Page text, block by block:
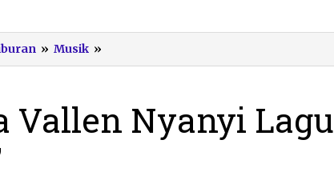
» Musik »
Via
Lagu
‘Pantai
Vallen Nyanyi Lagu